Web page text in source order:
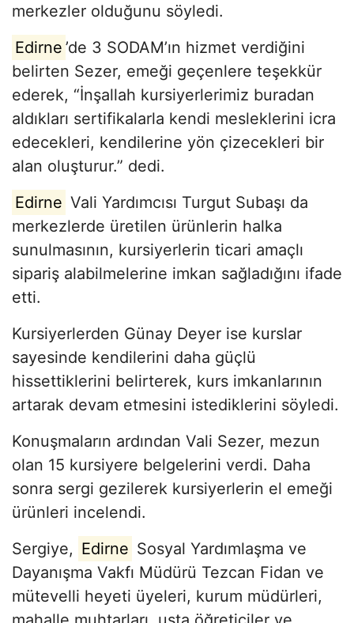
merkezler olduğunu söyledi.
Edirne ’de 3 SODAM’ın hizmet verdiğini
belirten Sezer, emeği geçenlere teşekkür
ederek, “İnşallah kursiyerlerimiz buradan
aldıkları sertifikalarla kendi mesleklerini icra
edecekleri, kendilerine yön çizecekleri bir
alan oluşturur.” dedi.
Edirne Vali Yardımcısı Turgut Subaşı da
merkezlerde üretilen ürünlerin halka
sunulmasının, kursiyerlerin ticari amaçlı
sipariş alabilmelerine imkan sağladığını ifade
etti.
Kursiyerlerden Günay Deyer ise kurslar
sayesinde kendilerini daha güçlü
hissettiklerini belirterek, kurs imkanlarının
artarak devam etmesini istediklerini söyledi.
Konuşmaların ardından Vali Sezer, mezun
olan 15 kursiyere belgelerini verdi. Daha
sonra sergi gezilerek kursiyerlerin el emeği
ürünleri incelendi.
Sergiye, Edirne Sosyal Yardımlaşma ve
Dayanışma Vakfı Müdürü Tezcan Fidan ve
mütevelli heyeti üyeleri, kurum müdürleri,